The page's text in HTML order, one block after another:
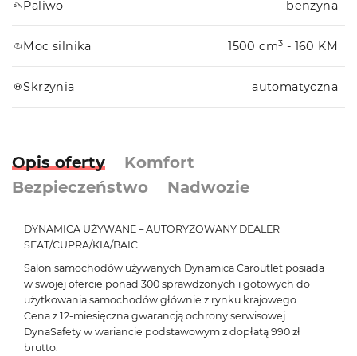
Paliwo benzyna
Moc silnika 1500 cm3 - 160 KM
Skrzynia automatyczna
Opis oferty
Komfort
Bezpieczeństwo
Nadwozie
DYNAMICA UŻYWANE – AUTORYZOWANY DEALER
SEAT/CUPRA/KIA/BAIC
Salon samochodów używanych Dynamica Caroutlet posiada
w swojej ofercie ponad 300 sprawdzonych i gotowych do
użytkowania samochodów głównie z rynku krajowego.
Cena z 12-miesięczna gwarancją ochrony serwisowej
DynaSafety w wariancie podstawowym z dopłatą 990 zł
brutto.